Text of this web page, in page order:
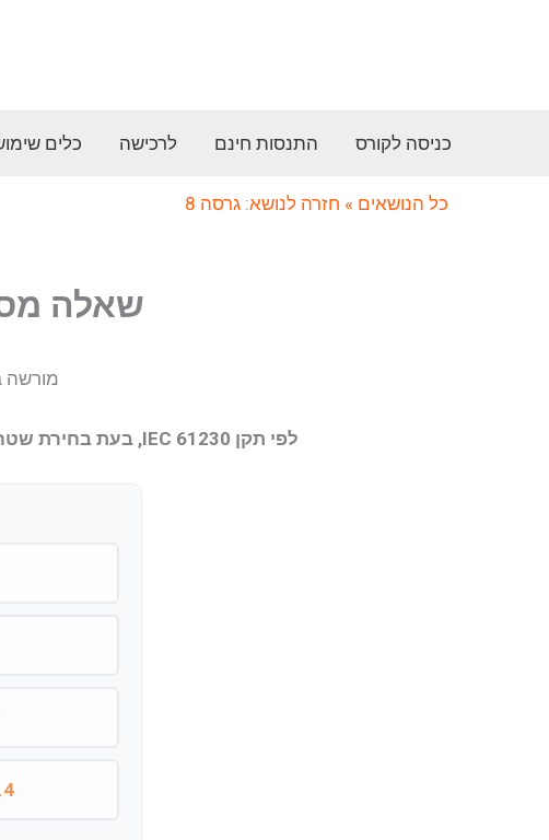
כניסה לקורס התנסות חינם לרכישה כלים
כל הנושאים » חזרה לנושא: גרסה 8
שאלה מס׳ 1058 (לוחות
מורשה
לפי תקן 61230 IEC, בעת בחירת שטח החתך של מוליך הקיצור (מקצר מטלטל) למסדר מתח גבוה, הקריטריון הקובע הוא:
4.